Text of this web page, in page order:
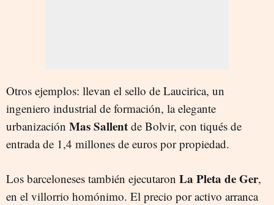
Otros ejemplos: llevan el sello de Laucirica, un
ingeniero industrial de formación, la elegante
urbanización Mas Sallent de Bolvir, con tiqués de
entrada de 1,4 millones de euros por propiedad.
Los barceloneses también ejecutaron La Pleta de Ger,
en el villorrio homónimo. El precio por activo arranca